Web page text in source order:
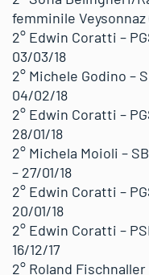
femminile Veysonnaz
2° Edwin Coratti –
03/03/18
2° Michele Godino –
04/02/18
2° Edwin Coratti –
28/01/18
2° Michela Moioli –
– 27/01/18
2° Edwin Coratti –
20/01/18
2° Edwin Coratti –
16/12/17
2° Roland